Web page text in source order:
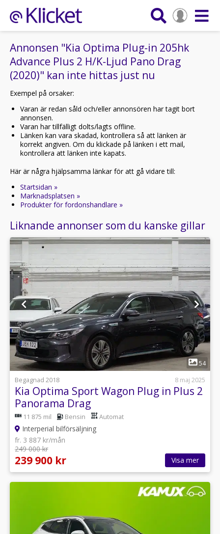
Annonsen "Kia Optima Plug-in 205hk
Advance Plus 2 H/K-Ljud Pano Drag
(2020)" kan inte hittas just nu
Exempel på orsaker:
Varan är redan såld och/eller annonsören har tagit bort
annonsen.
Varan har tillfälligt dolts/lagts offline.
Länken kan vara skadad, kontrollera så att länken är
korrekt angiven. Om du klickade på länken i ett mail,
kontrollera att länken inte kapats.
Här är några hjälpsamma länkar för att gå vidare till:
Startsidan »
Marknadsplatsen »
Produkter för fordonshandlare »
Liknande annonser som du kanske gillar
1
54
Begagnad 2018
8 maj 2025
Kia Optima Sport Wagon Plug in Plus 2
Panorama Drag
11 875 mil Bensin Automat
Interperial bilförsäljning
fr. 3 887 kr/mån
249 000 kr
239 900 kr Visa mer